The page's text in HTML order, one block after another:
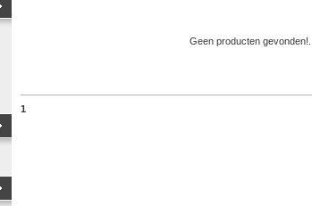
Geen producten gevonden!...
1